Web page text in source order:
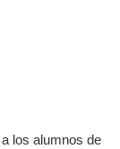
los alumnos de